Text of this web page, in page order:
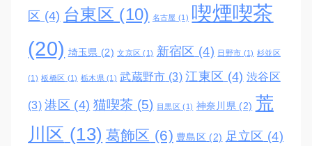
区 (4) 台東区 (10) 名古屋 (1) 喫煙喫茶
(20) 埼玉県 (2) 文京区 (1) 新宿区 (4) 日野市 (1) 杉並区
(1) 板橋区 (1) 栃木県(1) 武蔵野市 (3) 江東区 (4) 渋谷区
(3) 港区 (4) 猫喫茶 (5) 目黒区 (1) 神奈川県 (2) 荒
川区 (13) 葛飾区 (6) 豊島区 (2) 足立区 (4)